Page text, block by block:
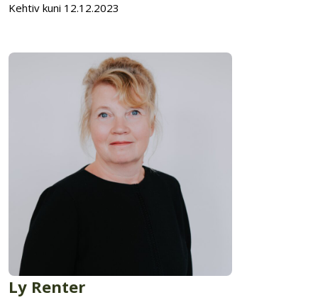
Kehtiv kuni 12.12.2023
Ly Renter